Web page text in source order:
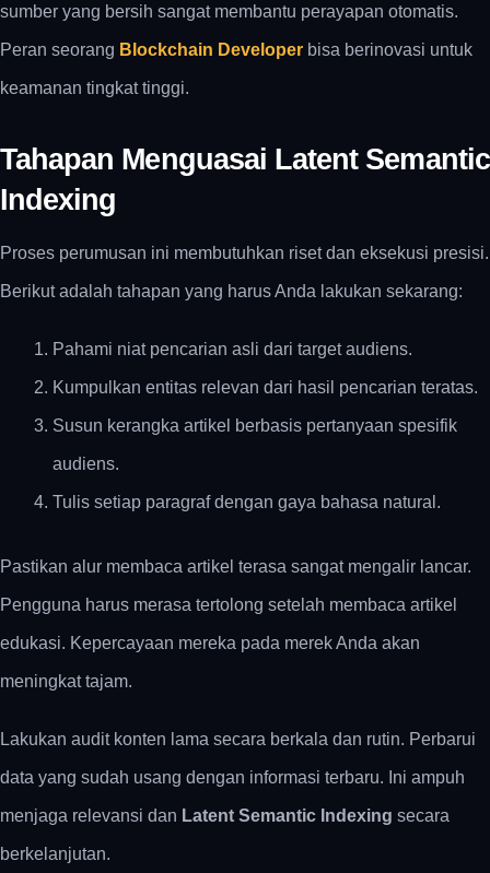
sumber yang bersih sangat membantu perayapan otomatis.
Peran seorang Blockchain Developer bisa berinovasi untuk
keamanan tingkat tinggi.
Tahapan Menguasai Latent Semantic
Indexing
Proses perumusan ini membutuhkan riset dan eksekusi presisi.
Berikut adalah tahapan yang harus Anda lakukan sekarang:
Pahami niat pencarian asli dari target audiens.
Kumpulkan entitas relevan dari hasil pencarian teratas.
Susun kerangka artikel berbasis pertanyaan spesifik
audiens.
Tulis setiap paragraf dengan gaya bahasa natural.
Pastikan alur membaca artikel terasa sangat mengalir lancar.
Pengguna harus merasa tertolong setelah membaca artikel
edukasi. Kepercayaan mereka pada merek Anda akan
meningkat tajam.
Lakukan audit konten lama secara berkala dan rutin. Perbarui
data yang sudah usang dengan informasi terbaru. Ini ampuh
menjaga relevansi dan Latent Semantic Indexing secara
berkelanjutan.